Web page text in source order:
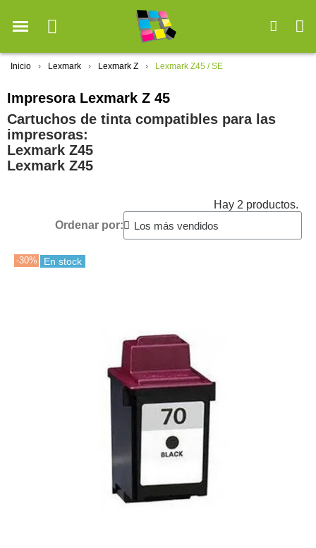
Inicio Lexmark Lexmark Z Lexmark Z45 / SE
Impresora Lexmark Z 45
Cartuchos de tinta compatibles para las
impresoras:
Lexmark Z45
Lexmark Z45
Hay 2 productos.
Ordenar por:
-30% En stock